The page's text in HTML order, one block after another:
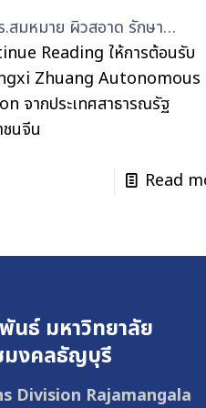
.สมหมาย ผิวสอาด รักษา…
Reading ให้การต้อนรับ
Zhuang Autonomous
จากประเทศสาธารณรัฐ
ชนจีน
Read
นธ์ มหาวิทยาลัย
มงคลธัญบุรี
Division Rajamangala